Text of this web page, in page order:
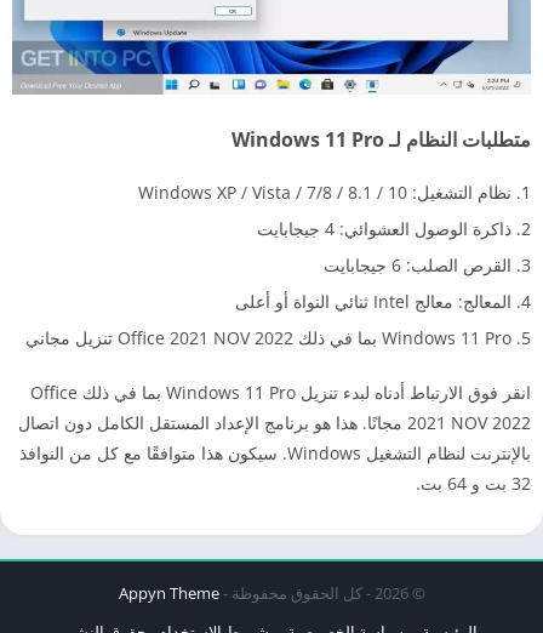
متطلبات النظام لـ Windows 11 Pro
نظام التشغيل: Windows XP / Vista / 7/8 / 8.1 / 10
ذاكرة الوصول العشوائي: 4 جيجابايت
القرص الصلب: 6 جيجابايت
المعالج: معالج Intel ثنائي النواة أو أعلى
Windows 11 Pro بما في ذلك Office 2021 NOV 2022 تنزيل مجاني
انقر فوق الارتباط أدناه لبدء تنزيل Windows 11 Pro بما في ذلك Office
2021 NOV 2022 مجانًا. هذا هو برنامج الإعداد المستقل الكامل دون اتصال
بالإنترنت لنظام التشغيل Windows. سيكون هذا متوافقًا مع كل من النوافذ
32 بت و 64 بت.
© 2026 - كل الحقوق محفوظة -
Appyn Theme